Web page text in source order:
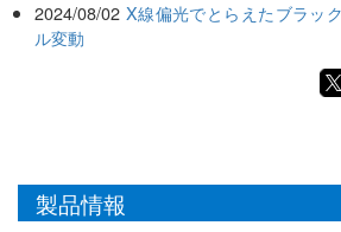
2024/08/02 X線偏光でとらえたブラッ
ル変動
製品情報